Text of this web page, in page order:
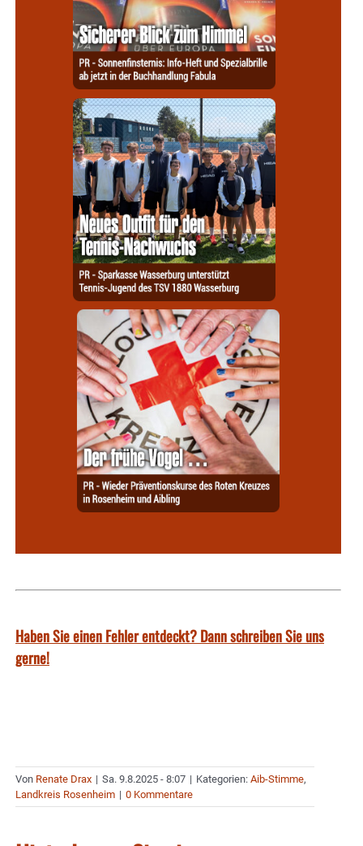
Haben Sie einen Fehler entdeckt? Dann schreiben Sie uns
gerne!
Von Renate Drax | Sa. 9.8.2025 - 8:07 | Kategorien: Aib-Stimme,
Landkreis Rosenheim | 0 Kommentare